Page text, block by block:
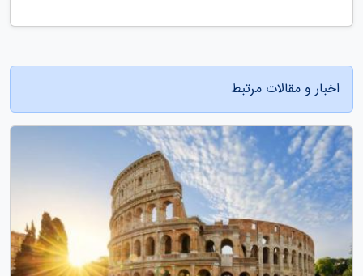
اخبار و مقالات مرتبط